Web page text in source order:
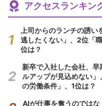
アクセスランキン
上司からのランチの誘
逃したくない」、2位「
位は？
新卒で入社した会社、
ルアップが見込めない
の労働条件」、1位は？
AIが仕事を奪うのでは